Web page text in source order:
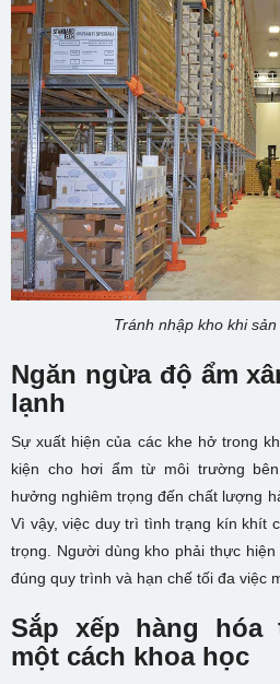
Tránh nhập kho khi
Ngăn ngừa độ ẩm
lạnh
Sự xuất hiện của các khe hở trong
kiện cho hơi ẩm từ môi trường
hưởng nghiêm trọng đến chất lượng
Vì vậy, việc duy trì tình trạng kín khít
trọng. Người dùng kho phải thực
đúng quy trình và hạn chế tối đa việc
Sắp xếp hàng hóa
một cách khoa học